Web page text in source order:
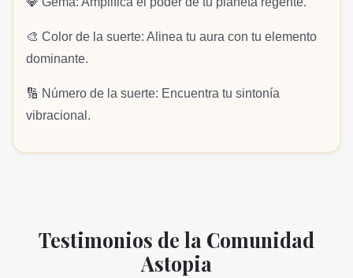
🎨 Color de la suerte: Alinea tu aura con tu elemento
dominante.
🔢 Número de la suerte: Encuentra tu sintonía
vibracional.
Testimonios de la Comunidad
Astopia